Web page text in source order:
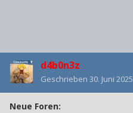
d4b0n3z
Geschrieben 30. Juni 2025
Neue Foren: